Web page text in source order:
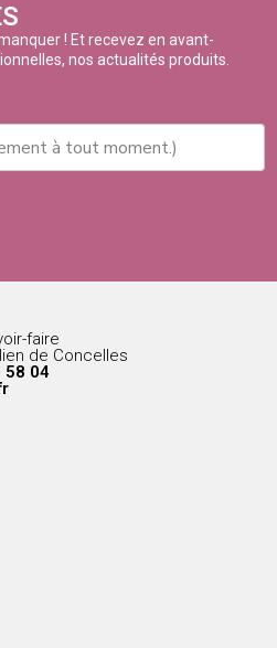
! Et recevez en avant-
nos actualités produits.
faire
de Concelles
58 04